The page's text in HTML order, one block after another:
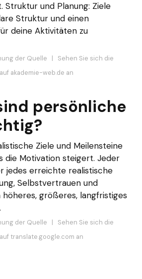
Struktur und Planung: Ziele
Struktur und einen
deine Aktivitäten zu
der Quelle | Sehen Sie sich die
akademie-web.de an
persönliche
Ziele und Meilensteine
die Motivation steigert. Jeder
jedes erreichte realistische
Selbstvertrauen und
höheres, größeres, langfristiges
der Quelle | Sehen Sie sich die
translate.google.com an